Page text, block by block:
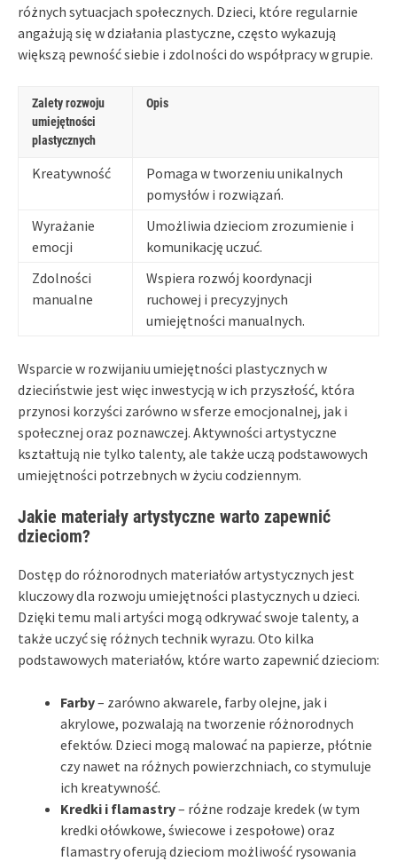
różnych sytuacjach społecznych. Dzieci, które regularnie
angażują się w działania plastyczne, często wykazują
większą pewność siebie i zdolności do współpracy w grupie.
Zalety rozwoju
umiejętności
plastycznych
Opis
Kreatywność
Pomaga w tworzeniu unikalnych
pomysłów i rozwiązań.
Wyrażanie
emocji
Umożliwia dzieciom zrozumienie i
komunikację uczuć.
Zdolności
manualne
Wspiera rozwój koordynacji
ruchowej i precyzyjnych
umiejętności manualnych.
Wsparcie w rozwijaniu umiejętności plastycznych w
dzieciństwie jest więc inwestycją w ich przyszłość, która
przynosi korzyści zarówno w sferze emocjonalnej, jak i
społecznej oraz poznawczej. Aktywności artystyczne
kształtują nie tylko talenty, ale także uczą podstawowych
umiejętności potrzebnych w życiu codziennym.
Jakie materiały artystyczne warto zapewnić
dzieciom?
Dostęp do różnorodnych materiałów artystycznych jest
kluczowy dla rozwoju umiejętności plastycznych u dzieci.
Dzięki temu mali artyści mogą odkrywać swoje talenty, a
także uczyć się różnych technik wyrazu. Oto kilka
podstawowych materiałów, które warto zapewnić dzieciom:
Farby– zarówno akwarele, farby olejne, jak i
akrylowe, pozwalają na tworzenie różnorodnych
efektów. Dzieci mogą malować na papierze, płótnie
czy nawet na różnych powierzchniach, co stymuluje
ich kreatywność.
Kredki i flamastry– różne rodzaje kredek (w tym
kredki ołówkowe, świecowe i zespołowe) oraz
flamastry oferują dzieciom możliwość rysowania